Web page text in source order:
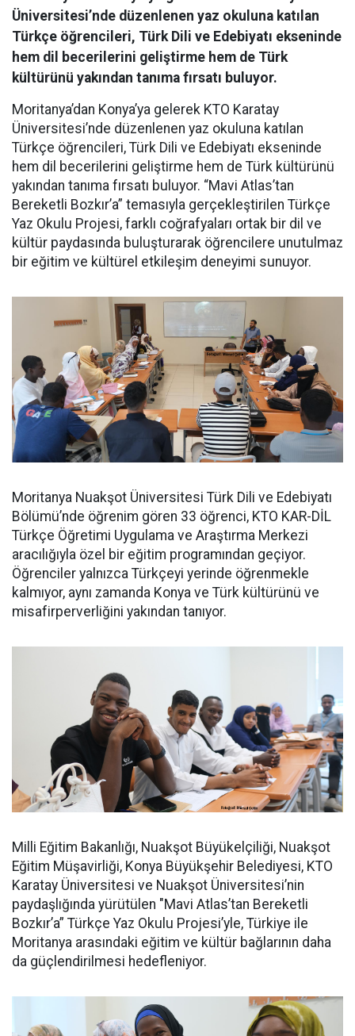
Üniversitesi’nde düzenlenen yaz okuluna katılan
Türkçe öğrencileri, Türk Dili ve Edebiyatı ekseninde
hem dil becerilerini geliştirme hem de Türk
kültürünü yakından tanıma fırsatı buluyor.
Moritanya’dan Konya’ya gelerek KTO Karatay
Üniversitesi’nde düzenlenen yaz okuluna katılan
Türkçe öğrencileri, Türk Dili ve Edebiyatı ekseninde
hem dil becerilerini geliştirme hem de Türk kültürünü
yakından tanıma fırsatı buluyor. “Mavi Atlas’tan
Bereketli Bozkır’a” temasıyla gerçekleştirilen Türkçe
Yaz Okulu Projesi, farklı coğrafyaları ortak bir dil ve
kültür paydasında buluşturarak öğrencilere unutulmaz
bir eğitim ve kültürel etkileşim deneyimi sunuyor.
Moritanya Nuakşot Üniversitesi Türk Dili ve Edebiyatı
Bölümü’nde öğrenim gören 33 öğrenci, KTO KAR-DİL
Türkçe Öğretimi Uygulama ve Araştırma Merkezi
aracılığıyla özel bir eğitim programından geçiyor.
Öğrenciler yalnızca Türkçeyi yerinde öğrenmekle
kalmıyor, aynı zamanda Konya ve Türk kültürünü ve
misafirperverliğini yakından tanıyor.
Milli Eğitim Bakanlığı, Nuakşot Büyükelçiliği, Nuakşot
Eğitim Müşavirliği, Konya Büyükşehir Belediyesi, KTO
Karatay Üniversitesi ve Nuakşot Üniversitesi’nin
paydaşlığında yürütülen "Mavi Atlas’tan Bereketli
Bozkır’a” Türkçe Yaz Okulu Projesi’yle, Türkiye ile
Moritanya arasındaki eğitim ve kültür bağlarının daha
da güçlendirilmesi hedefleniyor.